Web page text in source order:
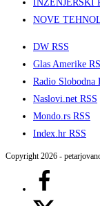
INŽENJERSKI
NOVE
DW RSS
Glas Amerike
Radio Slobodna
Naslovi.net RSS
Mondo.rs RSS
Index.hr RSS
Copyright 2026 -